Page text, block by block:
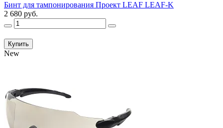
Бинт для тампонирования Проект LEAF LEAF-K
2 680 руб.
Купить
New